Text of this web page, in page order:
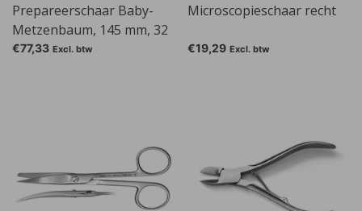
Prepareerschaar Baby-
Metzenbaum, 145 mm, 32
mm
€77,33 Excl. btw
Microscopieschaar recht
€19,29 Excl. btw